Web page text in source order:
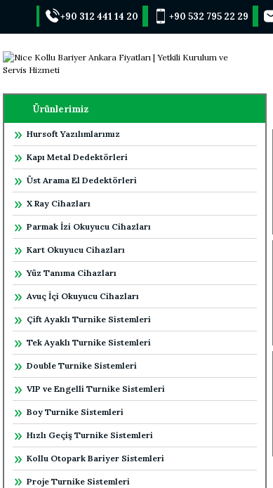
+90 312 441 14 20 +90 532 795 22 29
Ürünlerimiz
Hursoft Yazılımlarımız
Kapı Metal Dedektörleri
Üst Arama El Dedektörleri
X Ray Cihazları
Parmak İzi Okuyucu Cihazları
Kart Okuyucu Cihazları
Yüz Tanıma Cihazları
Avuç İçi Okuyucu Cihazları
Çift Ayaklı Turnike Sistemleri
Tek Ayaklı Turnike Sistemleri
Double Turnike Sistemleri
VIP ve Engelli Turnike Sistemleri
Boy Turnike Sistemleri
Hızlı Geçiş Turnike Sistemleri
Kollu Otopark Bariyer Sistemleri
Proje Turnike Sistemleri